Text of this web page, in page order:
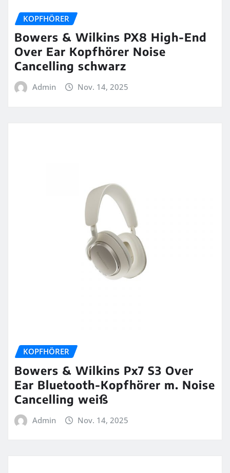
KOPFHÖRER
Bowers & Wilkins PX8 High-End
Over Ear Kopfhörer Noise
Cancelling schwarz
Admin Nov. 14, 2025
KOPFHÖRER
Bowers & Wilkins Px7 S3 Over
Ear Bluetooth-Kopfhörer m. Noise
Cancelling weiß
Admin Nov. 14, 2025